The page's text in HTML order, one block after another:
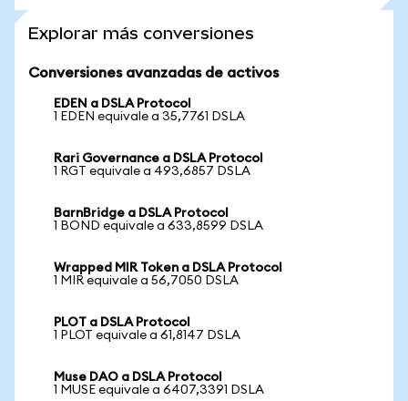
Explorar más conversiones
Conversiones avanzadas de activos
EDEN a DSLA Protocol
1 EDEN equivale a 35,7761 DSLA
Rari Governance a DSLA Protocol
1 RGT equivale a 493,6857 DSLA
BarnBridge a DSLA Protocol
1 BOND equivale a 633,8599 DSLA
Wrapped MIR Token a DSLA Protocol
1 MIR equivale a 56,7050 DSLA
PLOT a DSLA Protocol
1 PLOT equivale a 61,8147 DSLA
Muse DAO a DSLA Protocol
1 MUSE equivale a 6407,3391 DSLA